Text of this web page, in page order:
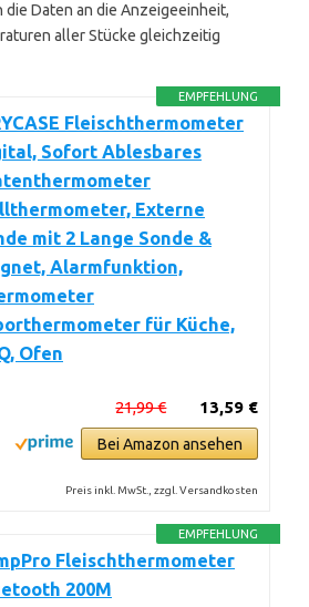
die Daten an die Anzeigeeinheit,
aller Stücke gleichzeitig
EMPFEHLUNG
Fleischthermometer
Sofort Ablesbares
Externe
mit 2 Lange Sonde &
Alarmfunktion,
für Küche,
Ofen
13,59 €
21,99 €
Bei Amazon ansehen
Preis inkl. MwSt., zzgl. Versandkosten
EMPFEHLUNG
Fleischthermometer
200M